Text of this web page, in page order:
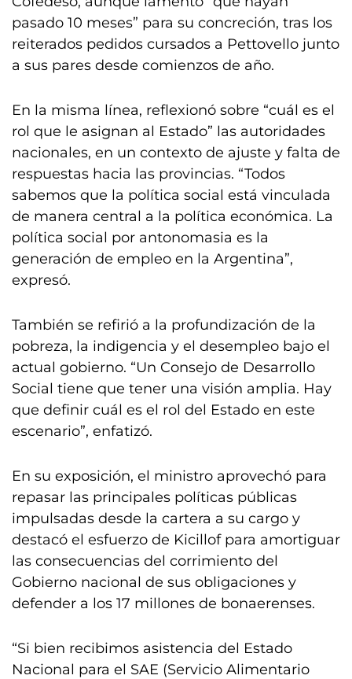
pasado 10 meses” para su concreción, tras los
reiterados pedidos cursados a Pettovello junto
a sus pares desde comienzos de año.
En la misma línea, reflexionó sobre “cuál es el
rol que le asignan al Estado” las autoridades
nacionales, en un contexto de ajuste y falta de
respuestas hacia las provincias. “Todos
sabemos que la política social está vinculada
de manera central a la política económica. La
política social por antonomasia es la
generación de empleo en la Argentina”,
expresó.
También se refirió a la profundización de la
pobreza, la indigencia y el desempleo bajo el
actual gobierno. “Un Consejo de Desarrollo
Social tiene que tener una visión amplia. Hay
que definir cuál es el rol del Estado en este
escenario”, enfatizó.
En su exposición, el ministro aprovechó para
repasar las principales políticas públicas
impulsadas desde la cartera a su cargo y
destacó el esfuerzo de Kicillof para amortiguar
las consecuencias del corrimiento del
Gobierno nacional de sus obligaciones y
defender a los 17 millones de bonaerenses.
“Si bien recibimos asistencia del Estado
Nacional para el SAE (Servicio Alimentario